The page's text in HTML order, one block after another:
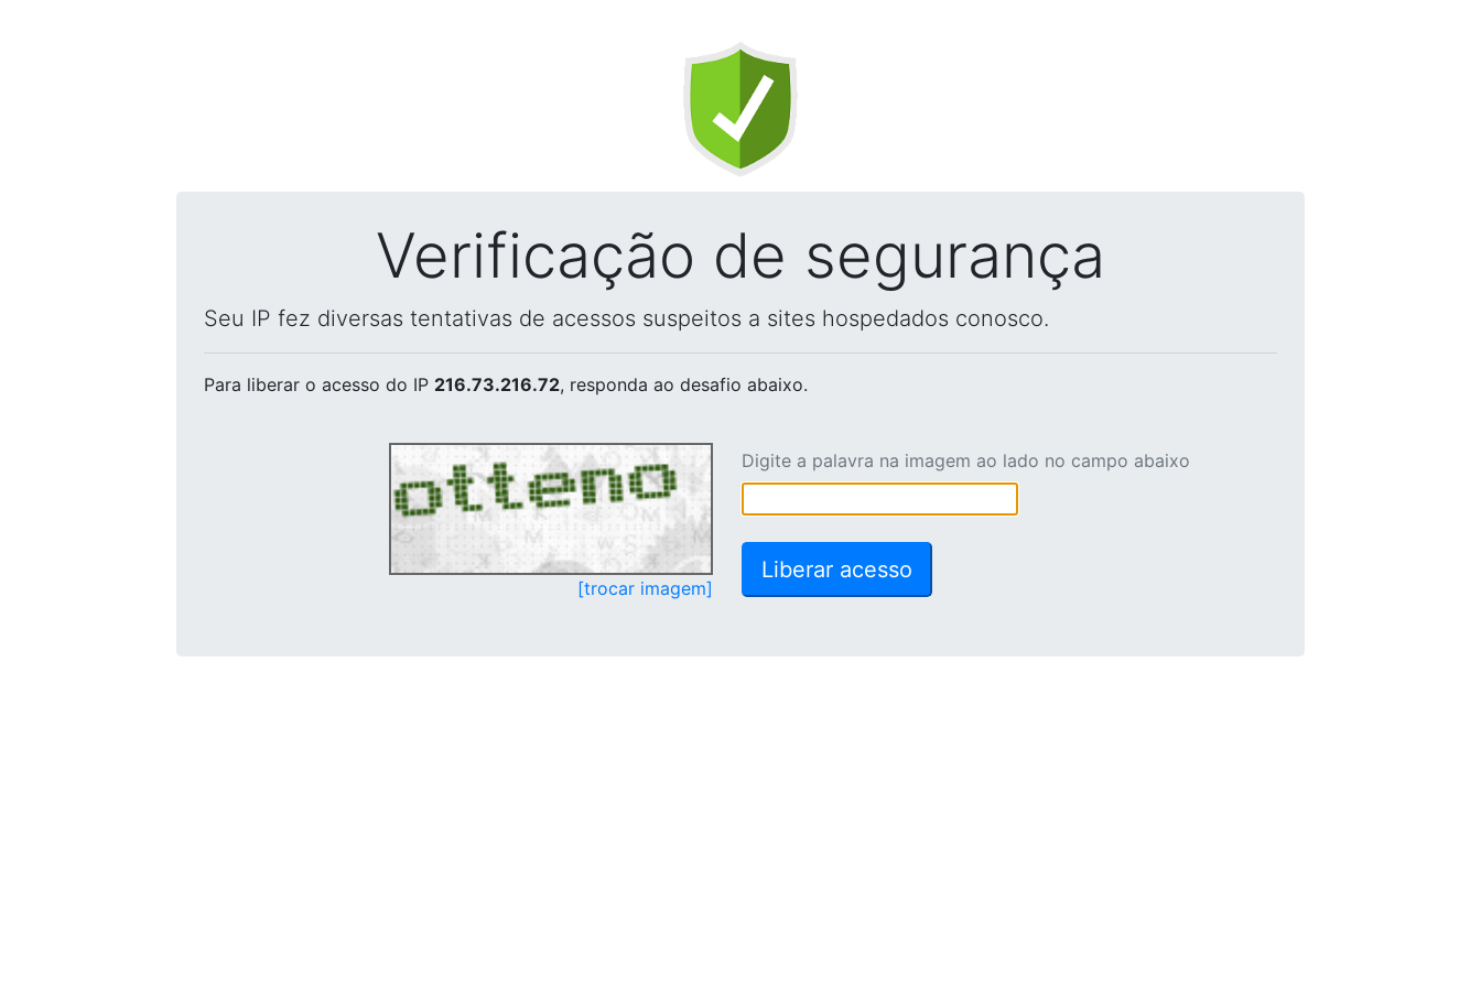
Verificação de segurança
Seu IP fez diversas tentativas de acessos suspeitos a sites hospedados conosco.
Para liberar o acesso do IP 216.73.216.72, responda ao desafio abaixo.
[trocar imagem]
Digite a palavra na imagem ao lado no campo abaixo